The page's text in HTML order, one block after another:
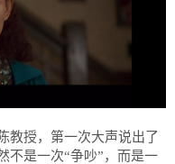
教授，第一次大声说出了
是一次“争吵”，而是一